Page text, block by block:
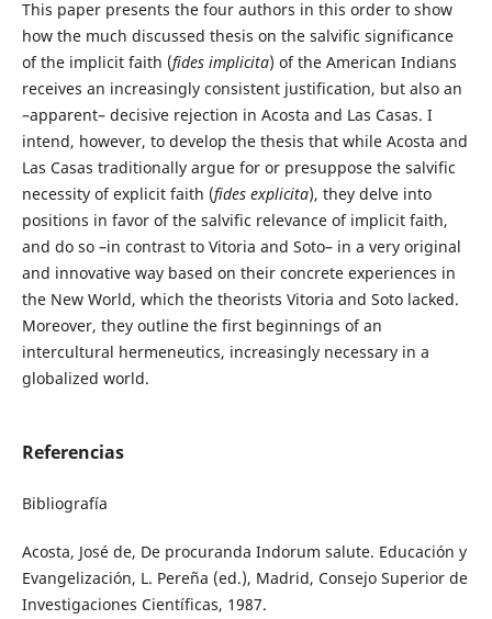
This paper presents the four authors in this order to show
how the much discussed thesis on the salvific significance
of the implicit faith (fides implicita) of the American Indians
receives an increasingly consistent justification, but also an
–apparent– decisive rejection in Acosta and Las Casas. I
intend, however, to develop the thesis that while Acosta and
Las Casas traditionally argue for or presuppose the salvific
necessity of explicit faith (fides explicita), they delve into
positions in favor of the salvific relevance of implicit faith,
and do so –in contrast to Vitoria and Soto– in a very original
and innovative way based on their concrete experiences in
the New World, which the theorists Vitoria and Soto lacked.
Moreover, they outline the first beginnings of an
intercultural hermeneutics, increasingly necessary in a
globalized world.
Referencias
Bibliografía
Acosta, José de, De procuranda Indorum salute. Educación y
Evangelización, L. Pereña (ed.), Madrid, Consejo Superior de
Investigaciones Científicas, 1987.